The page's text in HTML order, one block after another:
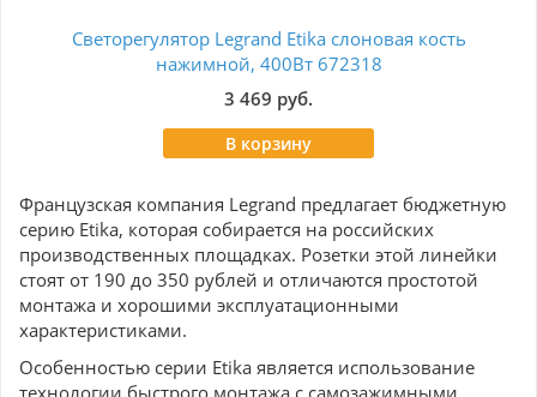
Светорегулятор Legrand Etika слоновая кость
нажимной, 400Вт 672318
3 469 руб.
В корзину
Французская компания Legrand предлагает бюджетную
серию Etika, которая собирается на российских
производственных площадках. Розетки этой линейки
стоят от 190 до 350 рублей и отличаются простотой
монтажа и хорошими эксплуатационными
характеристиками.
Особенностью серии Etika является использование